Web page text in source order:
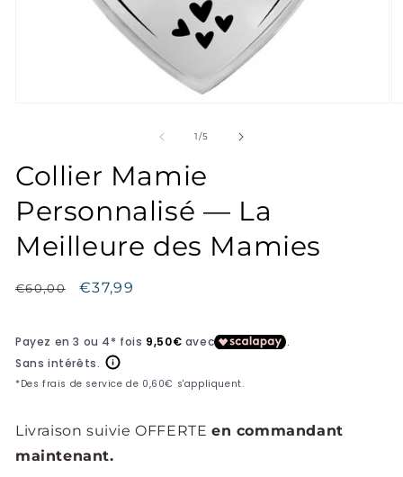
1/de
5
Collier Mamie
Personnalisé — La
Meilleure des Mamies
Prix
€60,00
Prix
€37,99
Livraison suivie OFFERTE en commandant
maintenant.